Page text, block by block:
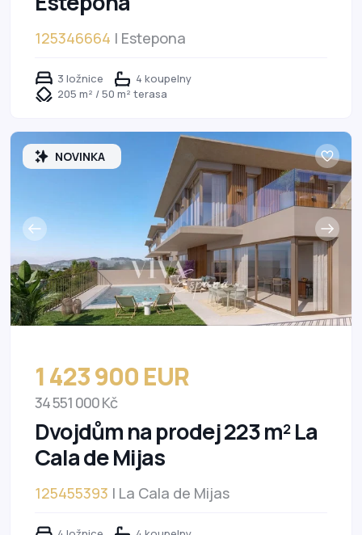
125346664 | Estepona
3 ložnice
4 koupelny
205 m² / 50 m² terasa
NOVINKA
1 423 900 EUR
34 551 000 Kč
Dvojdům na prodej 223 m² La
Cala de Mijas
125455393 | La Cala de Mijas